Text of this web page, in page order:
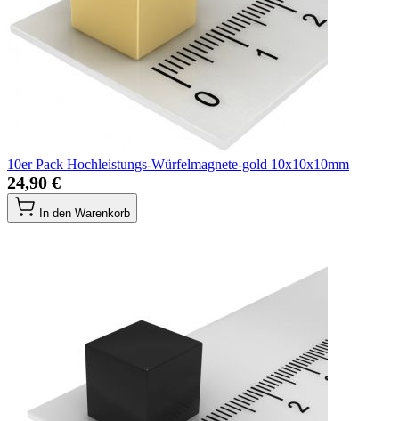
10er Pack Hochleistungs-Würfelmagnete-gold 10x10x10mm
24,90 €
In den Warenkorb